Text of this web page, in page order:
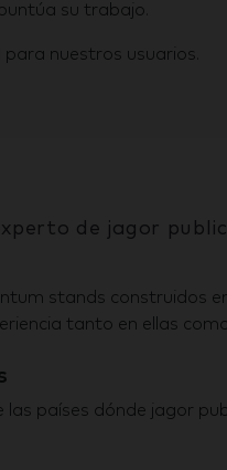
su trabajo.
para nuestros usuarios.
de jagor
stands construidos
tanto en ellas
las países dónde jagor